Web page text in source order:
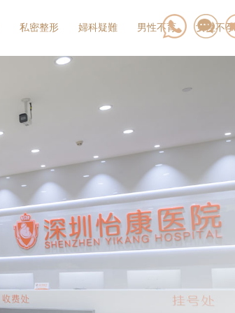
私密整形 婦科疑難 男性不育 女性不孕